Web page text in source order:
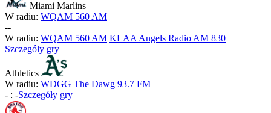
Miami Marlins
W radiu: WQAM 560 AM
--
W radiu: WQAM 560 AM KLAA Angels Radio AM 830
Szczegóły gry
Athletics
W radiu: WDGG The Dawg 93.7 FM
- : -Szczegóły gry